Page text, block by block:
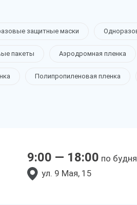
защитные маски
пакеты Аэродромная пленка
Полипропиленовая пленка
9:00 — 18:00 по
ул. 9 Мая, 15